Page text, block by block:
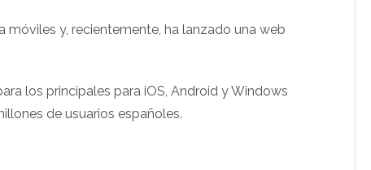
y, recientemente, ha lanzado una web
los principales para iOS, Android y Windows
de usuarios españoles.